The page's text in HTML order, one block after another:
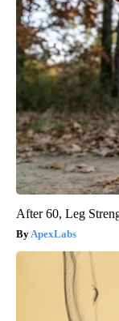
After 60, Leg
ApexLabs